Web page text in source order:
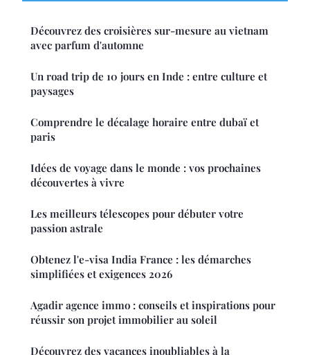
Découvrez des croisières sur-mesure au vietnam
avec parfum d'automne
Un road trip de 10 jours en Inde : entre culture et
paysages
Comprendre le décalage horaire entre dubaï et
paris
Idées de voyage dans le monde : vos prochaines
découvertes à vivre
Les meilleurs télescopes pour débuter votre
passion astrale
Obtenez l'e-visa India France : les démarches
simplifiées et exigences 2026
Agadir agence immo : conseils et inspirations pour
réussir son projet immobilier au soleil
Découvrez des vacances inoubliables à la